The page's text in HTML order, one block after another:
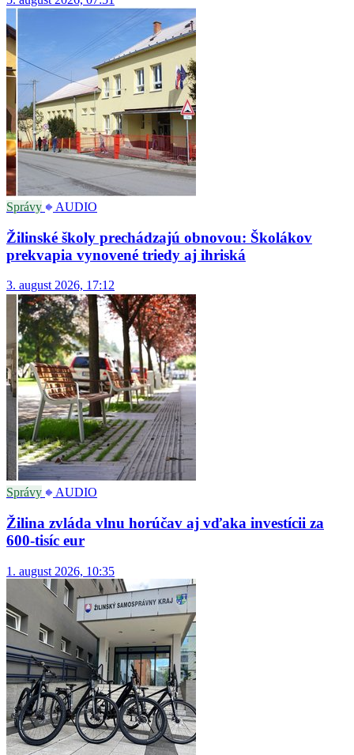
Správy AUDIO
Žilinské školy prechádzajú obnovou: Školákov
prekvapia vynovené triedy aj ihriská
3. august 2026, 17:12
Správy AUDIO
Žilina zvláda vlnu horúčav aj vďaka investícii za
600-tisíc eur
1. august 2026, 10:35